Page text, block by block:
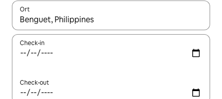
Ort
Wenn Ergebnisse verfügbar sind, navigiere mit den
Check-in
Check-out